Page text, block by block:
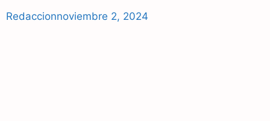
Redaccionnoviembre 2, 2024